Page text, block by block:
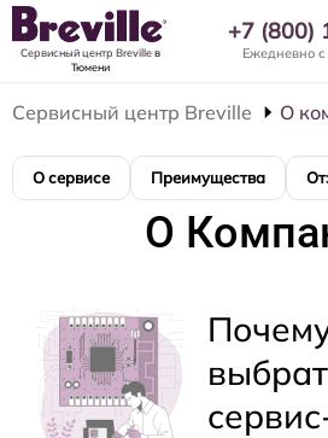
Сервисный центр Brevilleв
Тюмени
+7 (800)
Ежедневно
Сервисный центр Breville О
О сервисе Преимущества
О